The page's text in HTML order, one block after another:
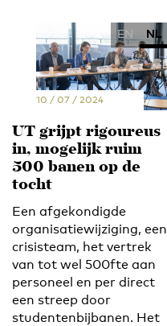
EN NL
10 / 07 / 2024
UT grijpt rigoureus
in, mogelijk ruim
500 banen op de
tocht
Een afgekondigde
organisatiewijziging, een
crisisteam, het vertrek
van tot wel 500fte aan
personeel en per direct
een streep door
studentenbijbanen. Het